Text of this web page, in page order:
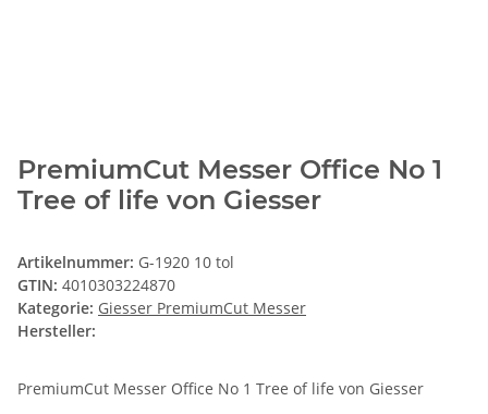
PremiumCut Messer Office No 1
Tree of life von Giesser
Artikelnummer: G-1920 10 tol
GTIN: 4010303224870
Kategorie: Giesser PremiumCut Messer
Hersteller:
PremiumCut Messer Office No 1 Tree of life von Giesser